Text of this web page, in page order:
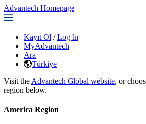
Advantech Homepage
Kayıt Ol / Log In
MyAdvantech
Ara
Türkiye
Visit the Advantech Global website, or
region below.
America Region